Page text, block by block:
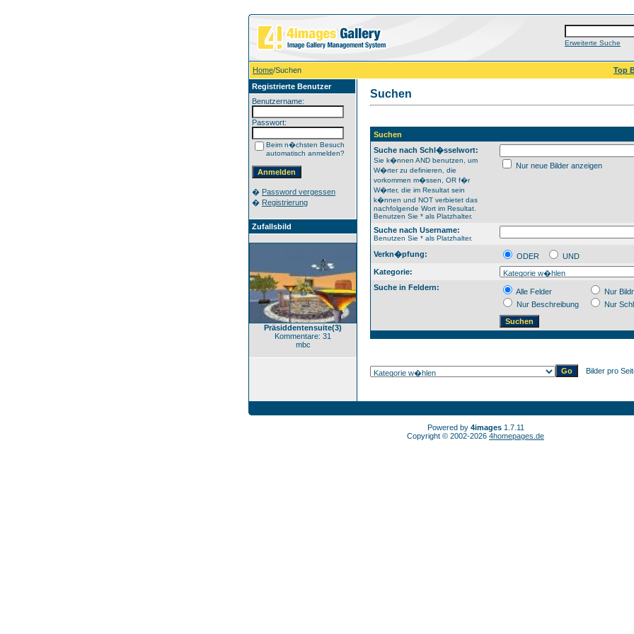
Erweiterte Suche
Home/Suchen
Top
Registrierte Benutzer
Benutzername:
Passwort:
Beim n�chsten Besuch
automatisch anmelden?
� Password vergessen
� Registrierung
Zufallsbild
Präsiddentensuite(3)
Kommentare: 31
mbc
Suchen
Suchen
Suche nach Schl�sselwort:
Sie k�nnen AND benutzen, um
W�rter zu definieren, die
vorkommen m�ssen, OR f�r
W�rter, die im Resultat sein
k�nnen und NOT verbietet das
nachfolgende Wort im Resultat.
Benutzen Sie * als Platzhalter.
Nur neue Bilder anzeigen
Suche nach Username:
Benutzen Sie * als Platzhalter.
Verkn�pfung: ODER
UND
Kategorie:
Suche in Feldern:
Alle Felder
Nur
Nur Beschreibung
Nur
Bilder pro
Powered by 4images1.7.11
Copyright © 2002-2026 4homepages.de